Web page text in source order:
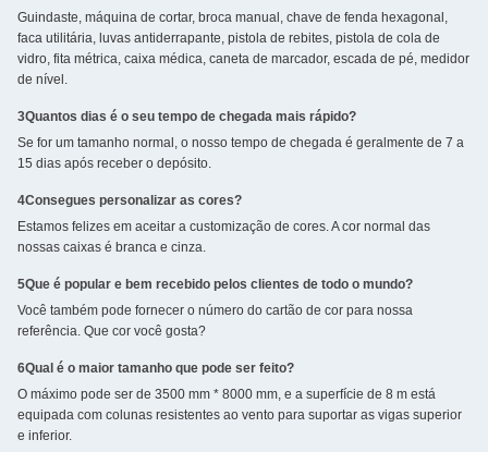
Guindaste, máquina de cortar, broca manual, chave de fenda hexagonal,
faca utilitária, luvas antiderrapante, pistola de rebites, pistola de cola de
vidro, fita métrica, caixa médica, caneta de marcador, escada de pé, medidor
de nível.
3Quantos dias é o seu tempo de chegada mais rápido?
Se for um tamanho normal, o nosso tempo de chegada é geralmente de 7 a
15 dias após receber o depósito.
4Consegues personalizar as cores?
Estamos felizes em aceitar a customização de cores. A cor normal das
nossas caixas é branca e cinza.
5Que é popular e bem recebido pelos clientes de todo o mundo?
Você também pode fornecer o número do cartão de cor para nossa
referência. Que cor você gosta?
6Qual é o maior tamanho que pode ser feito?
O máximo pode ser de 3500 mm * 8000 mm, e a superfície de 8 m está
equipada com colunas resistentes ao vento para suportar as vigas superior
e inferior.